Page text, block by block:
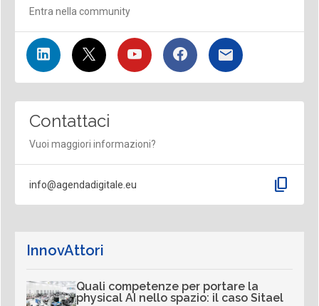
Entra nella community
Contattaci
Vuoi maggiori informazioni?
info@agendadigitale.eu content_copy
InnovAttori
Quali competenze per portare la
physical AI nello spazio: il caso Sitael